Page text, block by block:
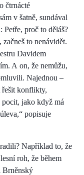
čtrnácté
v šatně, sundával
Petře, proč to děláš?
začneš to nenávidět.
Davidem
A on, že nemůžu,
Najednou –
řešit konflikty,
pocit, jako když má
popisuje
Například to, že
roh, že během
Brněnský